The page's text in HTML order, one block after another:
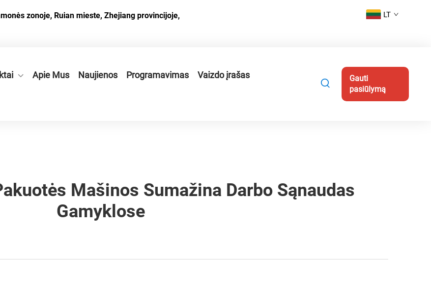
zonoje, Ruian mieste, Zhejiang provincijoje,
LT
Apie Mus Naujienos Programavimas
Vaizdo įrašas
Gauti
pasiūlymą
Mašinos Sumažina Darbo Sąnaudas
Gamyklose